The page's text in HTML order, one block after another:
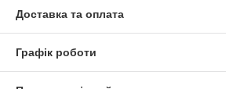
Доставка та оплата
Графік роботи